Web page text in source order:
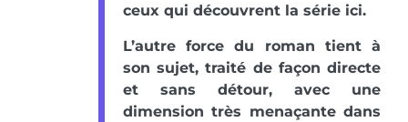
ceux qui découvrent la série ici.
L’autre force du roman tient à
son sujet, traité de façon directe
et sans détour, avec une
dimension très menaçante dans